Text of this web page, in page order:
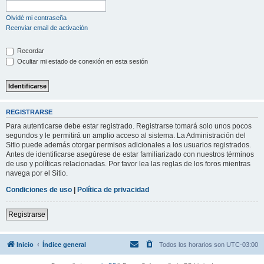
Olvidé mi contraseña
Reenviar email de activación
Recordar
Ocultar mi estado de conexión en esta sesión
REGISTRARSE
Para autenticarse debe estar registrado. Registrarse tomará solo unos pocos
segundos y le permitirá un amplio acceso al sistema. La Administración del
Sitio puede además otorgar permisos adicionales a los usuarios registrados.
Antes de identificarse asegúrese de estar familiarizado con nuestros términos
de uso y políticas relacionadas. Por favor lea las reglas de los foros mientras
navega por el Sitio.
Condiciones de uso | Política de privacidad
Registrarse
Inicio Índice general Todos los horarios son UTC-03:00